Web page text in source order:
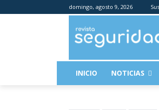
domingo, agosto 9, 2026
INICIO NOTICIAS